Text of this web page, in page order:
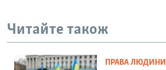
Читайте також
ПРАВА ЛЮДИНИ